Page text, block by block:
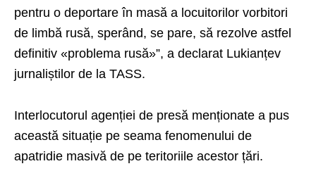
pentru o deportare în masă a locuitorilor vorbitori
de limbă rusă, sperând, se pare, să rezolve astfel
definitiv «problema rusă»”, a declarat Lukianțev
jurnaliștilor de la TASS.
Interlocutorul agenției de presă menționate a pus
această situație pe seama fenomenului de
apatridie masivă de pe teritoriile acestor țări.